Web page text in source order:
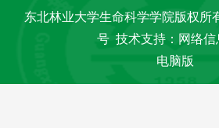
东北林业大学生命科学学院版权所
号 技术支持：网络信
电脑版